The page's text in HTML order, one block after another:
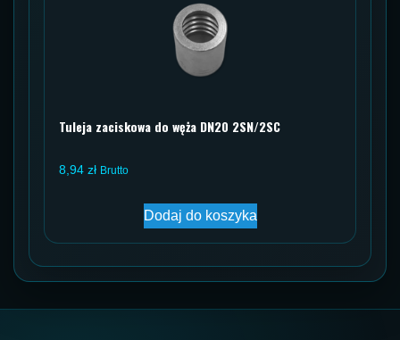
Tuleja zaciskowa do węża DN20 2SN/2SC
8,94 zł Brutto
Dodaj do koszyka